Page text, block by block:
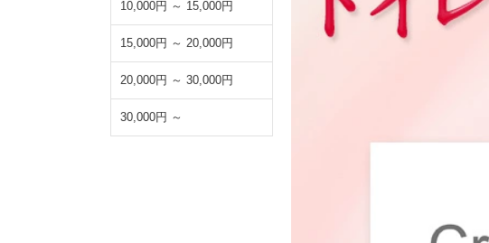
10,000円 ～ 15,000円
15,000円 ～ 20,000円
20,000円 ～ 30,000円
30,000円 ～